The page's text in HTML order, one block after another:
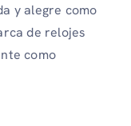
y alegre como
de relojes
como